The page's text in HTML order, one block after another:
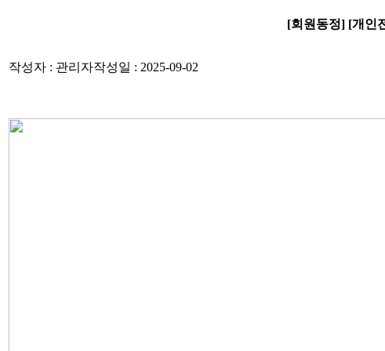
[회원동정] [개인
작성자 : 관리자작성일 : 2025-09-02